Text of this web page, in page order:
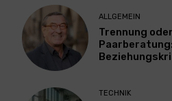
ALLGEMEIN
Trennung oder
TECHNIK